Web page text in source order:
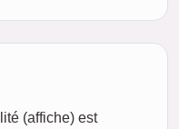
(affiche) est